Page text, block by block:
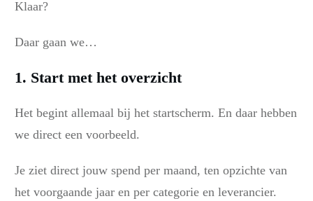
Klaar?
Daar gaan we…
1. Start met het overzicht
Het begint allemaal bij het startscherm. En daar hebben
we direct een voorbeeld.
Je ziet direct jouw spend per maand, ten opzichte van
het voorgaande jaar en per categorie en leverancier.